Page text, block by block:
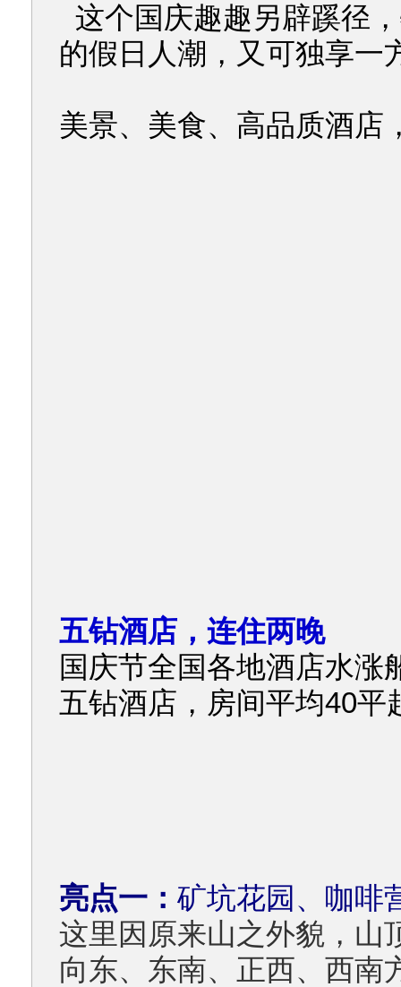
这个国庆趣趣另辟蹊径
的假日人潮，又可独享一
美景、美食、高品质酒店
五钻酒店，连住两晚
国庆节全国各地酒店水涨
五钻酒店，房间平均40平
亮点一： 矿坑花园、咖啡
这里因原来山之外貌，山
向东、东南、正西、西南